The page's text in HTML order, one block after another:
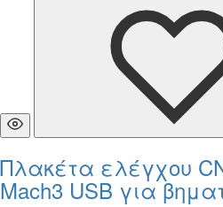
Πλακέτα ελέγχου
Mach3 USB για